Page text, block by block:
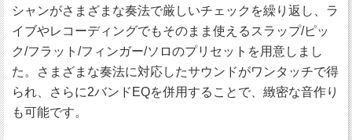
シャンがさまざまな奏法で厳しいチェックを繰り返し、ラ
イブやレコーディングでもそのまま使えるスラップ/ピッ
ク/フラット/フィンガー/ソロのプリセットを用意しまし
た。さまざまな奏法に対応したサウンドがワンタッチで得
られ、さらに2バンドEQを併用することで、緻密な音作り
も可能です。